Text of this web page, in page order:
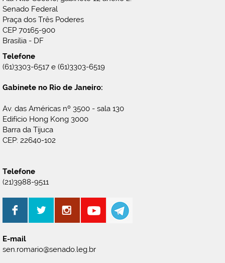
Senado Federal
Praça dos Três Poderes
CEP 70165-900
Brasília - DF
Telefone
(61)3303-6517 e (61)3303-6519
Gabinete no Rio de Janeiro:
Av. das Américas nº 3500 - sala 130
Edifício Hong Kong 3000
Barra da Tijuca
CEP: 22640-102
Telefone
(21)3988-9511
E-mail
sen.romario@senado.leg.br